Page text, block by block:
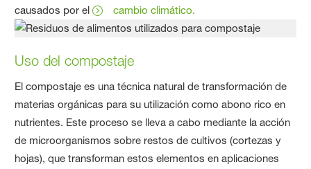
causados por el
cambio climático.
Uso del compostaje
El compostaje es una técnica natural de transformación de
materias orgánicas para su utilización como abono rico en
nutrientes. Este proceso se lleva a cabo mediante la acción
de microorganismos sobre restos de cultivos (cortezas y
hojas), que transforman estos elementos en aplicaciones